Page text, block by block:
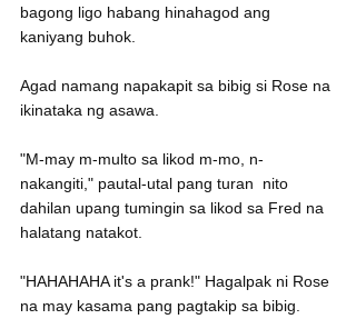
bagong ligo habang hinahagod ang
kaniyang buhok.
Agad namang napakapit sa bibig si Rose na
ikinataka ng asawa.
"M-may m-multo sa likod m-mo, n-
nakangiti," pautal-utal pang turan  nito
dahilan upang tumingin sa likod sa Fred na
halatang natakot.
"HAHAHAHA it's a prank!" Hagalpak ni Rose
na may kasama pang pagtakip sa bibig.